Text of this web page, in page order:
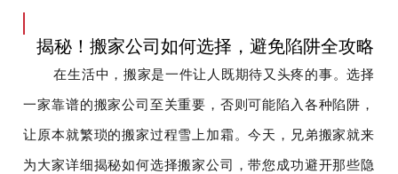
揭秘！搬家公司如何选择，避免陷阱全攻略
在生活中，搬家是一件让人既期待又头疼的事。选择
一家靠谱的搬家公司至关重要，否则可能陷入各种陷阱，
让原本就繁琐的搬家过程雪上加霜。今天，兄弟搬家就来
为大家详细揭秘如何选择搬家公司，带您成功避开那些隐